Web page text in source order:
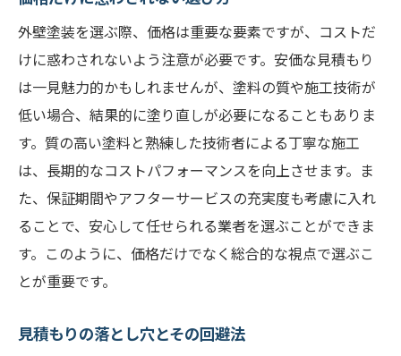
外壁塗装を選ぶ際、価格は重要な要素ですが、コストだ
けに惑わされないよう注意が必要です。安価な見積もり
は一見魅力的かもしれませんが、塗料の質や施工技術が
低い場合、結果的に塗り直しが必要になることもありま
す。質の高い塗料と熟練した技術者による丁寧な施工
は、長期的なコストパフォーマンスを向上させます。ま
た、保証期間やアフターサービスの充実度も考慮に入れ
ることで、安心して任せられる業者を選ぶことができま
す。このように、価格だけでなく総合的な視点で選ぶこ
とが重要です。
見積もりの落とし穴とその回避法